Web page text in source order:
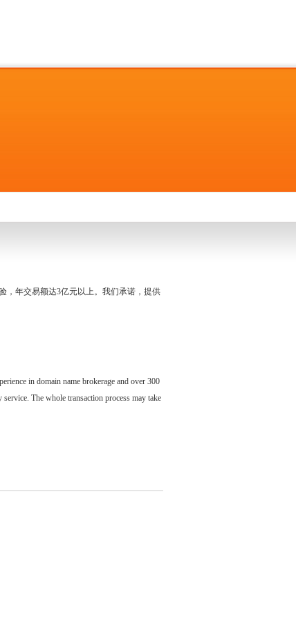
，年交易额达3亿元以上。我们承诺，提供
in domain name brokerage and over 300
The whole transaction process may take